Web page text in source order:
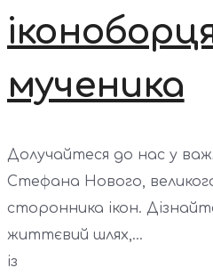
мученика
Долучайтеся до нас у
Стефана Нового,
сторонника ікон.
життєвий шлях,...
із